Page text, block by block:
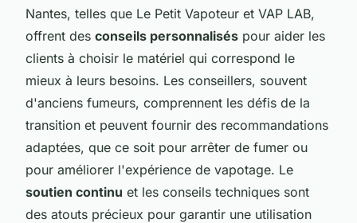
Nantes, telles que Le Petit Vapoteur et VAP LAB,
offrent des conseils personnalisés pour aider les
clients à choisir le matériel qui correspond le
mieux à leurs besoins. Les conseillers, souvent
d'anciens fumeurs, comprennent les défis de la
transition et peuvent fournir des recommandations
adaptées, que ce soit pour arrêter de fumer ou
pour améliorer l'expérience de vapotage. Le
soutien continu et les conseils techniques sont
des atouts précieux pour garantir une utilisation